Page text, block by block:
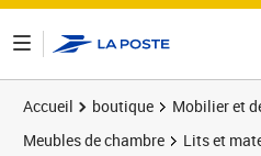
Accueil boutique
Mobilier et
Meubles de chambre
Lits et